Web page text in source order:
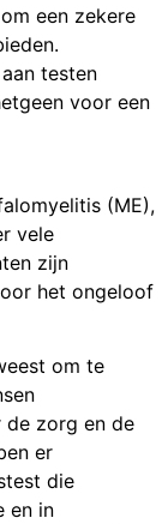
een zekere
testen
voor een
(ME),
vele
zijn
het ongeloof
om te
de zorg en de
er
die
en in